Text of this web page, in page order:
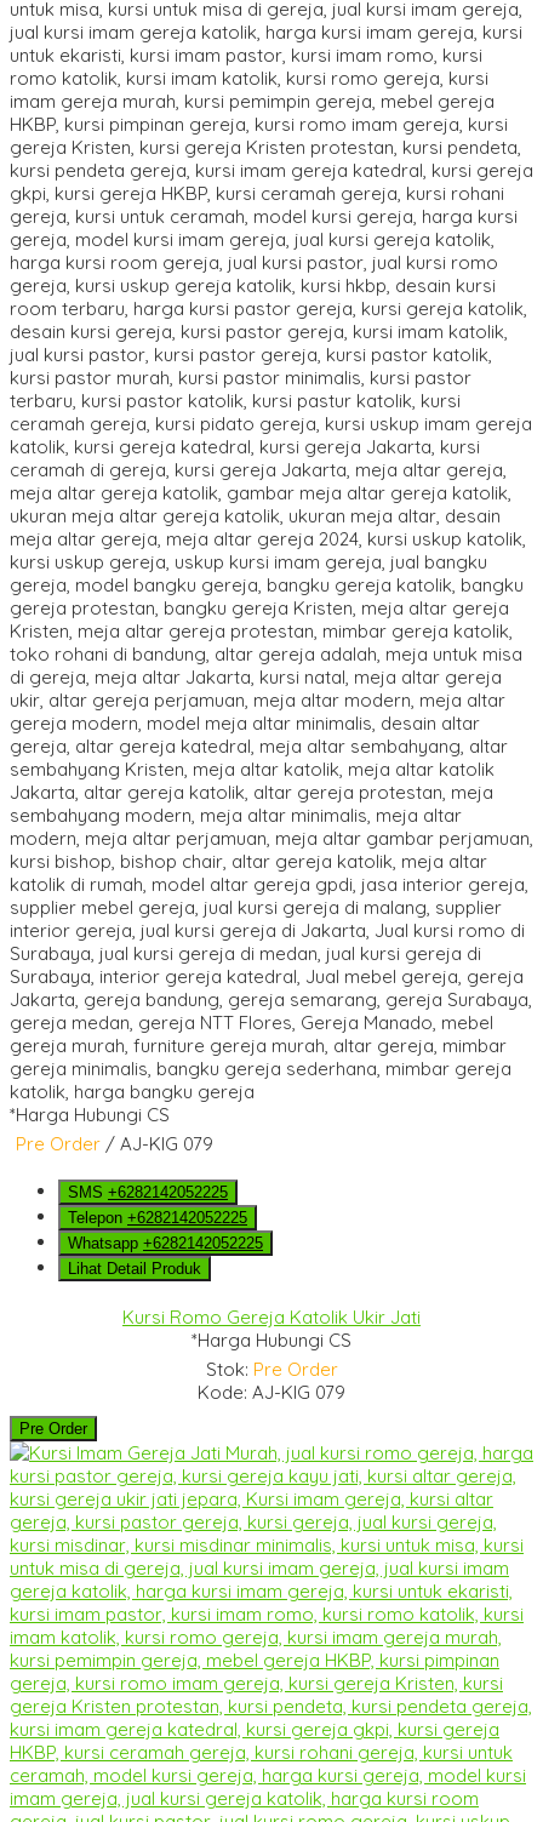
*Harga Hubungi CS
Pre Order / AJ-KIG 079
SMS +6282142052225
Telepon +6282142052225
Whatsapp +6282142052225
Lihat Detail Produk
Kursi Romo Gereja Katolik Ukir Jati
*Harga Hubungi CS
Stok: Pre Order
Kode: AJ-KIG 079
Pre Order